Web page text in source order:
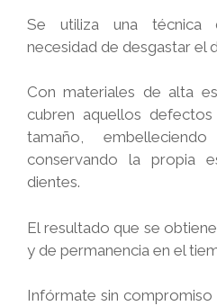
Se utiliza una técnica
necesidad de desgastar el
Con materiales de alta
cubren aquellos
tamaño,
conservando la propia
dientes.
El resultado que se
y de permanencia en el
Infórmate sin compromiso